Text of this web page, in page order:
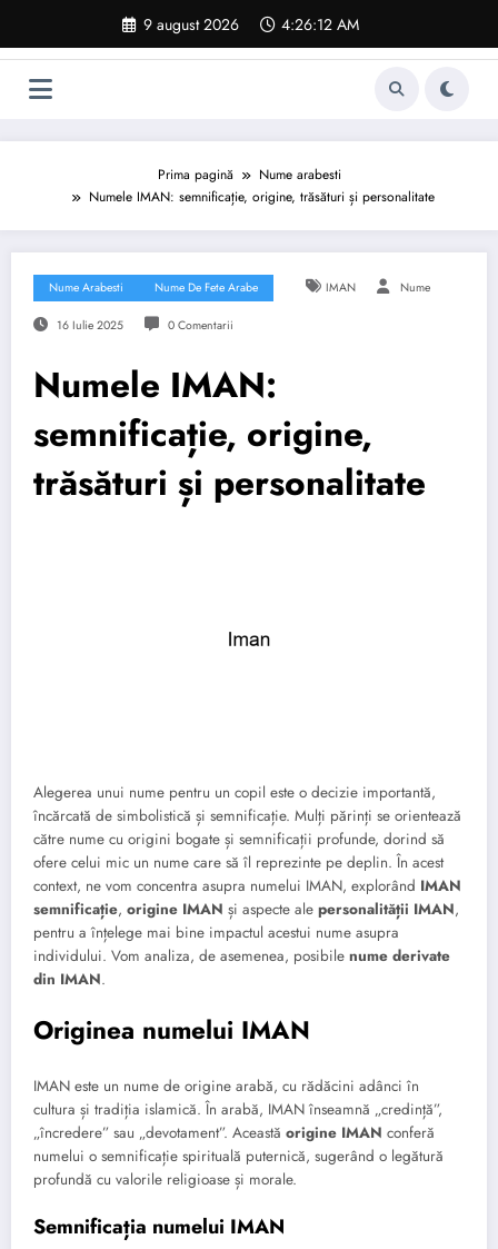
conținut
9 august 2026 4:26:13 AM
Prima pagină
Nume arabesti
Numele IMAN: semnificație, origine, trăsături și personalitate
Nume Arabesti Nume De Fete Arabe IMAN Nume
16 Iulie 2025 0 Comentarii
Numele IMAN:
semnificație, origine,
trăsături și personalitate
Alegerea unui nume pentru un copil este o decizie importantă,
încărcată de simbolistică și semnificație. Mulți părinți se orientează
către nume cu origini bogate și semnificații profunde, dorind să
ofere celui mic un nume care să îl reprezinte pe deplin. În acest
context, ne vom concentra asupra numelui IMAN, explorând IMAN
semnificație, origine IMAN și aspecte ale personalității IMAN,
pentru a înțelege mai bine impactul acestui nume asupra
individului. Vom analiza, de asemenea, posibile nume derivate
din IMAN.
Originea numelui IMAN
IMAN este un nume de origine arabă, cu rădăcini adânci în
cultura și tradiția islamică. În arabă, IMAN înseamnă „credință”,
„încredere” sau „devotament”. Această origine IMAN conferă
numelui o semnificație spirituală puternică, sugerând o legătură
profundă cu valorile religioase și morale.
Semnificația numelui IMAN